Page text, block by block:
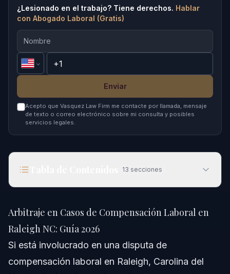
¿Lesionado en el trabajo? Tiene derechos. Hablar
con Abogado Laboral (Gratis)
Enviar
Acepto que Vasquez Law Firm me contacte por llamada, mensaje
de texto o correo electrónico sobre mi consulta y posibles
servicios legales.
13 secciones
Respuesta Rápida
Entendiendo el Arbitraje en Compensación
Laboral
Arbitraje en Casos de Compensación Laboral en
Raleigh NC: Guía 2026
Si está involucrado en una disputa de
compensación laboral en Raleigh, Carolina del